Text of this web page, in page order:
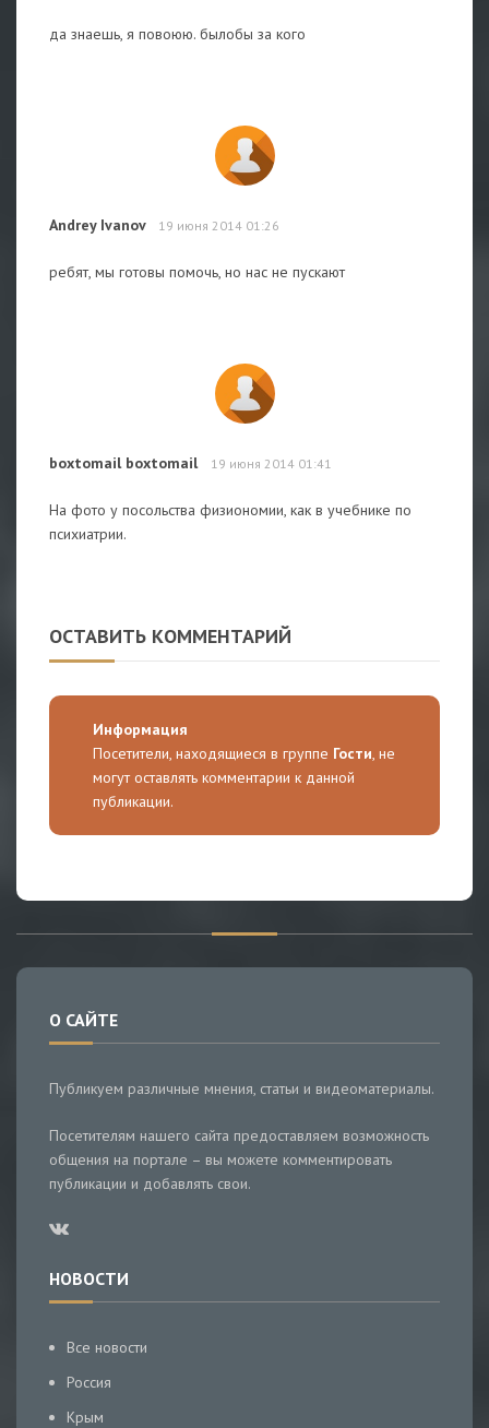
да знаешь, я повоюю. былобы за кого
Andrey Ivanov 19 июня 2014 01:26
ребят, мы готовы помочь, но нас не пускают
boxtomail boxtomail 19 июня 2014 01:41
На фото у посольства физиономии, как в учебнике по
психиатрии.
ОСТАВИТЬ КОММЕНТАРИЙ
Информация
Посетители, находящиеся в группе Гости, не
могут оставлять комментарии к данной
публикации.
О САЙТЕ
Публикуем различные мнения, статьи и видеоматериалы.
Посетителям нашего сайта предоставляем возможность
общения на портале – вы можете комментировать
публикации и добавлять свои.
НОВОСТИ
Все новости
Россия
Крым